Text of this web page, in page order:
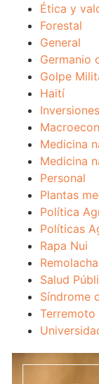
Ética y
Forestal
General
Germanio
Golpe
Haití
Medicina
Medicina
Personal
Plantas
Política
Políticas
Rapa Nui
Salud
Síndrome
Terremoto